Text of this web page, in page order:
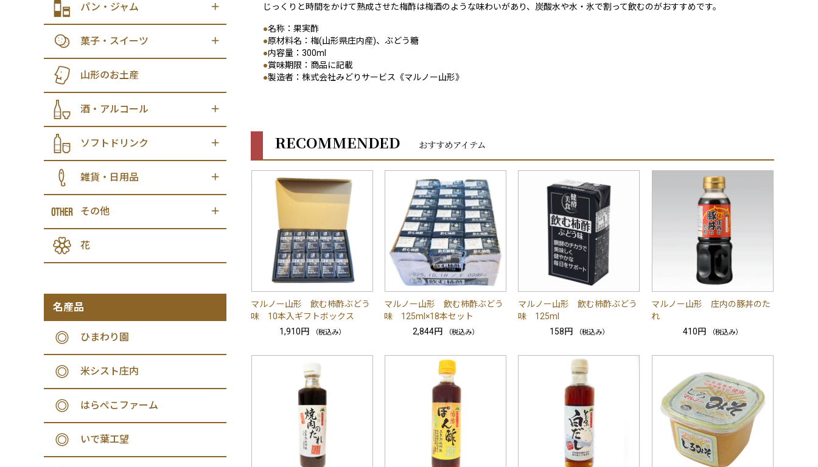
じっくりと時間をかけて熟成させた梅酢は梅酒のような味わいがあり、炭酸水や水・氷で割って飲むのがおすすめです。
●名称：果実酢
●原材料名：梅(山形県庄内産)、ぶどう糖
●内容量：300ml
●賞味期限：商品に記載
●製造者：株式会社みどりサービス《マルノー山形》
RECOMMENDED おすすめアイテム
マルノー山形 飲む柿酢ぶどう
味 10本入ギフトボックス
1,910円
（税込み）
マルノー山形 飲む柿酢ぶどう
味 125ml×18本セット
2,844円
（税込み）
マルノー山形 飲む柿酢ぶどう
味 125ml
158円
（税込み）
マルノー山形 庄内の豚丼のた
れ
410円
（税込み）
パン・ジャム
菓子・スイーツ
山形のお土産
酒・アルコール
ソフトドリンク
雑貨・日用品
その他
花
名産品
ひまわり園
米シスト庄内
はらぺこファーム
いで葉工望